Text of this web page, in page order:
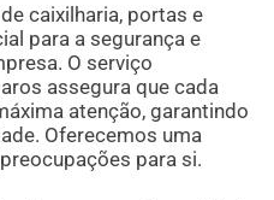
caixilharia, portas e
para a segurança e
O serviço
assegura que cada
atenção, garantindo
Oferecemos uma
para si.